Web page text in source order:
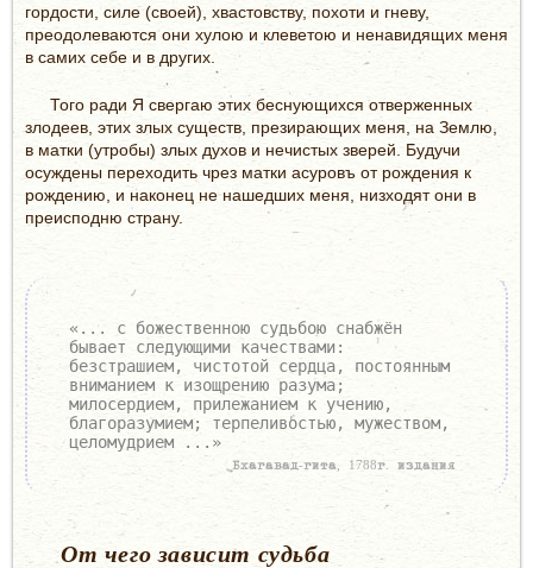
гордости, силе (своей), хвастовству, похоти и гневу,
преодолеваются они хулою и клеветою и ненавидящих меня
в самих себе и в других.
Того ради Я свергаю этих беснующихся отверженных
злодеев, этих злых существ, презирающих меня, на Землю,
в матки (утробы) злых духов и нечистых зверей. Будучи
осуждены переходить чрез матки асуровъ от рождения к
рождению, и наконец не нашедших меня, низходят они в
преисподню страну.
«... с божественною судьбою снабжён
бывает следующими качествами:
безстрашием, чистотой сердца, постоянным
вниманием к изощрению разума;
милосердием, прилежанием к учению,
благоразумием; терпеливостью, мужеством,
целомудрием ...»
Бхагавад-гита, 1788г. издания
От чего зависит судьба